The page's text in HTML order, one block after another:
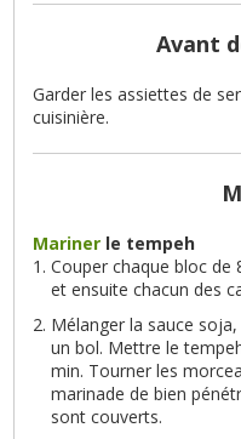
Avant
Garder les assiettes de
cuisinière.
Mariner le tempeh
Couper chaque bloc de
et ensuite chacun des
Mélanger la sauce
un bol. Mettre le
min. Tourner les
marinade de bien
sont couverts.